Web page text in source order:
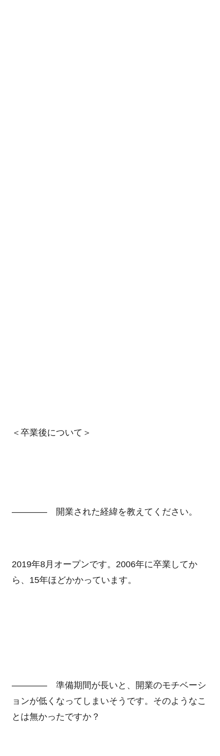
＜卒業後について＞
―――― 開業された経緯を教えてください。
2019年8月オープンです。2006年に卒業してか
ら、15年ほどかかっています。
―――― 準備期間が長いと、開業のモチベーシ
ョンが低くなってしまいそうです。そのようなこ
とは無かったですか？